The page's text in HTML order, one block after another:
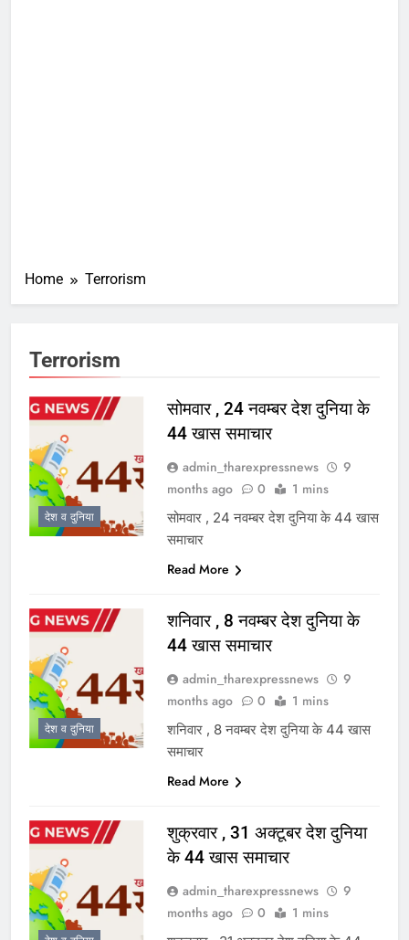
Home Terrorism
Terrorism
देश व दुनिया
सोमवार , 24 नवम्बर देश दुनिया के
44 खास समाचार
admin_tharexpressnews
9
months ago
0 1 mins
सोमवार , 24 नवम्बर देश दुनिया के 44 खास
समाचार
Read More
देश व दुनिया
शनिवार , 8 नवम्बर देश दुनिया के
44 खास समाचार
admin_tharexpressnews
9
months ago
0 1 mins
शनिवार , 8 नवम्बर देश दुनिया के 44 खास
समाचार
Read More
शुक्रवार , 31 अक्टूबर देश दुनिया
के 44 खास समाचार
admin_tharexpressnews
9
months ago
0 1 mins